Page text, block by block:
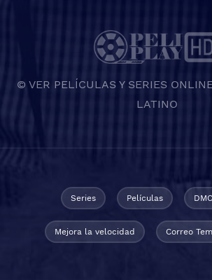
© VER PELÍCULAS Y SERIES
LATINO
Series Películas
Mejora la velocidad Correo